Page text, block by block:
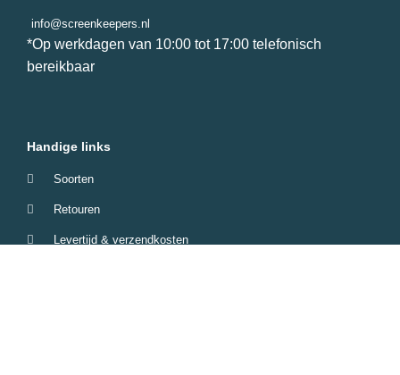
info@screenkeepers.nl
*Op werkdagen van 10:00 tot 17:00 telefonisch
bereikbaar
Handige links
Soorten
Retouren
Levertijd & verzendkosten